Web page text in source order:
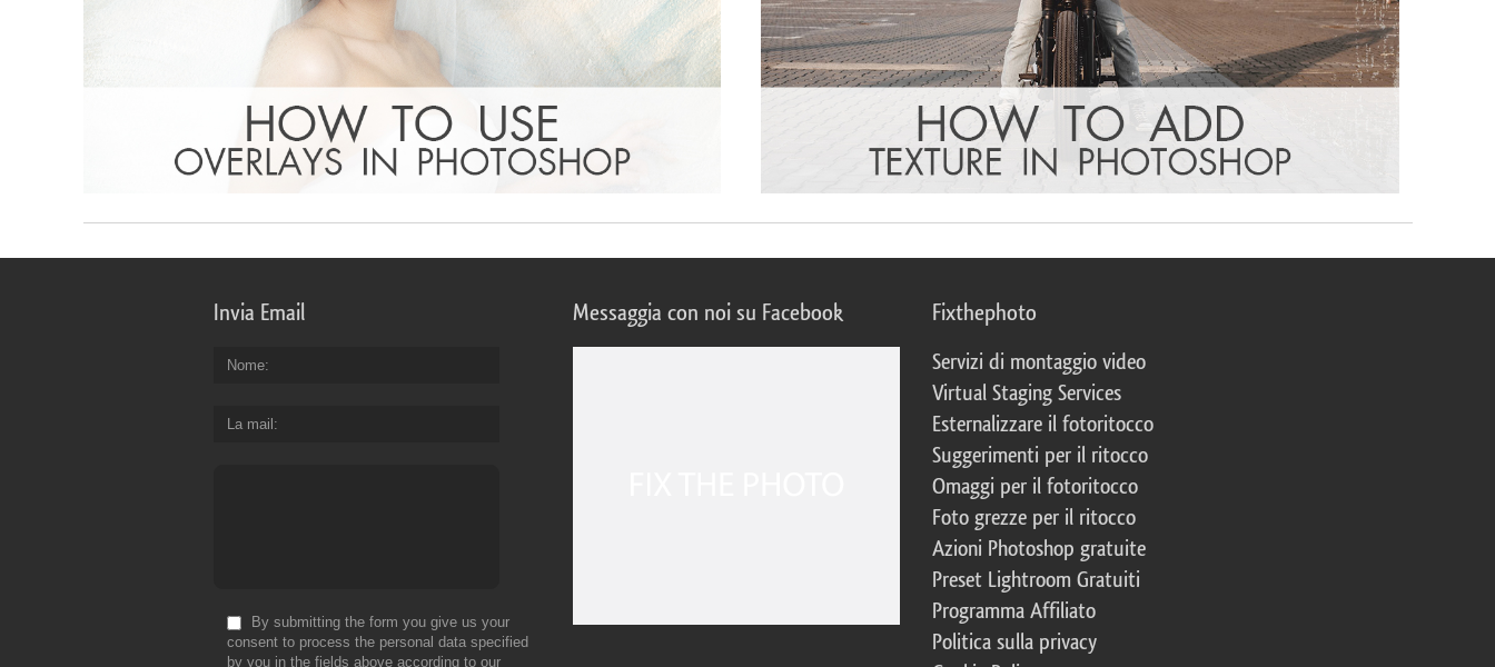
Invia Email
Nome
La mail
By submitting the form you give us your
consent to process the personal data specified
by you in the fields above according to our
Messaggia con noi su Facebook Fixthephoto
Servizi di montaggio video
Virtual Staging Services
Esternalizzare il fotoritocco
Suggerimenti per il ritocco
Omaggi per il fotoritocco
Foto grezze per il ritocco
Azioni Photoshop gratuite
Preset Lightroom Gratuiti
Programma Affiliato
Politica sulla privacy